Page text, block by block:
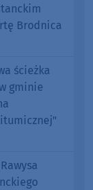
Brodnica
ścieżka
gminie